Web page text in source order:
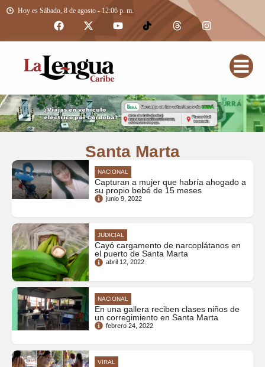
Hoy es Sábado, 8 de agosto - 12:06 p. m.
Santa Marta
NACIONAL
Capturan a mujer que habría ahogado a
su propio bebé de 15 meses
junio 9, 2022
JUDICIAL
Cayó cargamento de narcoplátanos en
el puerto de Santa Marta
abril 12, 2022
NACIONAL
En una gallera reciben clases niños de
un corregimiento en Santa Marta
febrero 24, 2022
VIRAL